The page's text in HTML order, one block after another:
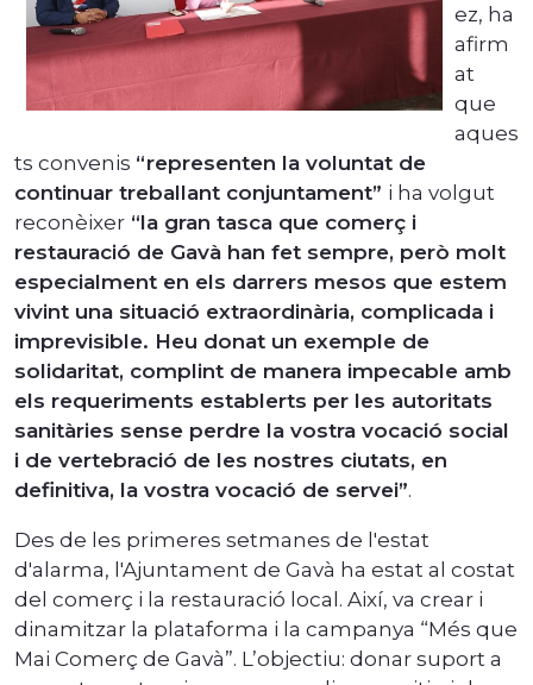
ez, ha
afirm
at
que
aques
ts convenis “representen la voluntat de
continuar treballant conjuntament” i ha volgut
reconèixer “la gran tasca que comerç i
restauració de Gavà han fet sempre, però molt
especialment en els darrers mesos que estem
vivint una situació extraordinària, complicada i
imprevisible. Heu donat un exemple de
solidaritat, complint de manera impecable amb
els requeriments establerts per les autoritats
sanitàries sense perdre la vostra vocació social
i de vertebració de les nostres ciutats, en
definitiva, la vostra vocació de servei”.
Des de les primeres setmanes de l'estat
d'alarma, l'Ajuntament de Gavà ha estat al costat
del comerç i la restauració local. Així, va crear i
dinamitzar la plataforma i la campanya “Més que
Mai Comerç de Gavà”. L’objectiu: donar suport a